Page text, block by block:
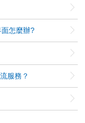
怎麼辦?
服務？